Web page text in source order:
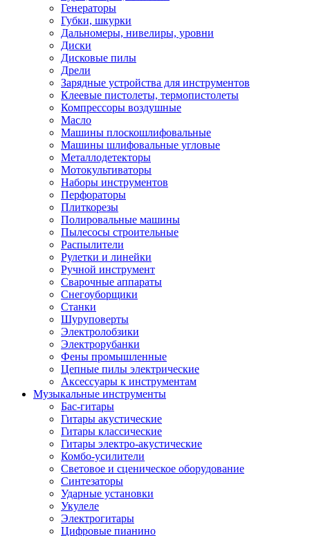
Генераторы
Губки, шкурки
Дальномеры, нивелиры, уровни
Диски
Дисковые пилы
Дрели
Зарядные устройства для инструментов
Клеевые пистолеты, термопистолеты
Компрессоры воздушные
Масло
Машины плоскошлифовальные
Машины шлифовальные угловые
Металлодетекторы
Мотокультиваторы
Наборы инструментов
Перфораторы
Плиткорезы
Полировальные машины
Пылесосы строительные
Распылители
Рулетки и линейки
Ручной инструмент
Сварочные аппараты
Снегоуборщики
Станки
Шуруповерты
Электролобзики
Электрорубанки
Фены промышленные
Цепные пилы электрические
Аксессуары к инструментам
Музыкальные инструменты
Бас-гитары
Гитары акустические
Гитары классические
Гитары электро-акустические
Комбо-усилители
Световое и сценическое оборудование
Синтезаторы
Ударные установки
Укулеле
Электрогитары
Цифровые пианино